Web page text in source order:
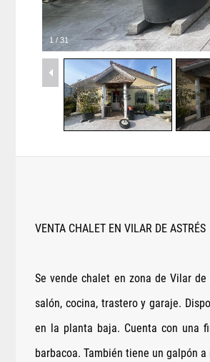
1 /31
VENTA CHALET EN VILAR DE ASTRÉS
Se vende chalet en zona de Vilar
salón, cocina, trastero y garaje.
en la planta baja. Cuenta con una
barbacoa. También tiene un galpón